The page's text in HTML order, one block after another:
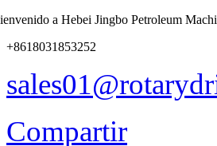
a Hebei Jingbo Petroleum
+8618031853252
Compartir